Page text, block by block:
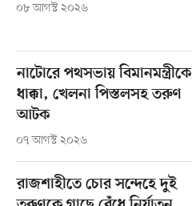
০৮ আগস্ট ২০২৬
নাটোরে পথসভায় বিমানমন্ত্রীকে
ধাক্কা, খেলনা পিস্তলসহ তরুণ
আটক
০৭ আগস্ট ২০২৬
রাজশাহীতে চোর সন্দেহে দুই